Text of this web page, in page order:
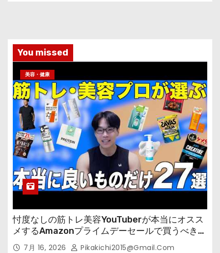
You missed
美容・健康
忖度なしの筋トレ美容YouTuberが本当にオスス
メするAmazonプライムデーセールで買うべきも
の 7月 16, 2026 Pikakichi2015@gmail.com